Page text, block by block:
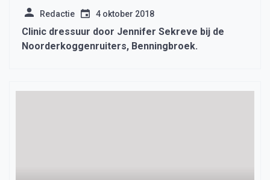
Redactie 4 oktober 2018
Clinic dressuur door Jennifer Sekreve bij de
Noorderkoggenruiters, Benningbroek.